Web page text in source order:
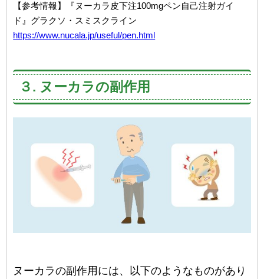
【参考情報】『ヌーカラ皮下注100mgペン自己注射ガイ
ド』グラクソ・スミスクライン
https://www.nucala.jp/useful/pen.html
３. ヌーカラの副作用
ヌーカラの副作用には、以下のようなものがあり